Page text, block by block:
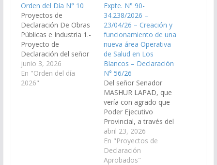
Orden del Día N° 10
Proyectos de
Declaración De Obras
Públicas e Industria 1.-
Proyecto de
Declaración del señor
Senador SERGIO
SALDAÑO, viendo con
agrado que el Poder
junio 3, 2026
En "Orden del día
2026"
Expte. N° 90-
34.238/2026 –
23/04/26 – Creación y
funcionamiento de una
nueva área Operativa
de Salud en Los
Blancos – Declaración
N° 56/26
Del señor Senador
MASHUR LAPAD, que
vería con agrado que
Poder Ejecutivo
Provincial, a través del
Ministerio de Salud
Pública, arbitre las
medidas que resulten
necesarias, a los fines
abril 23, 2026
En "Proyectos de
Declaración
Aprobados"